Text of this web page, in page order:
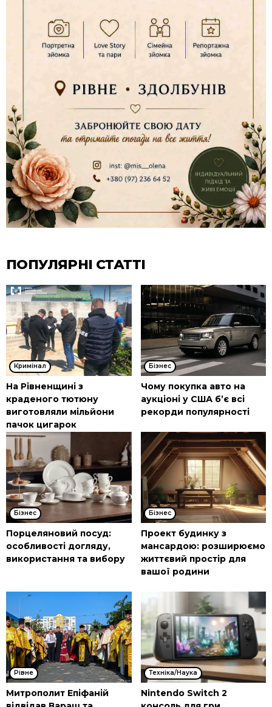
ПОПУЛЯРНІ СТАТТІ
Кримінал
На Рівненщині з
краденого тютюну
виготовляли мільйони
пачок цигарок
Бізнес
Чому покупка авто на
аукціоні у США б’є всі
рекорди популярності
Бізнес
Порцеляновий посуд:
особливості догляду,
використання та вибору
Бізнес
Проект будинку з
мансардою: розширюємо
життєвий простір для
вашої родини
Рівне
Митрополит Епіфаній
Техніка/Наука
Nintendo Switch 2